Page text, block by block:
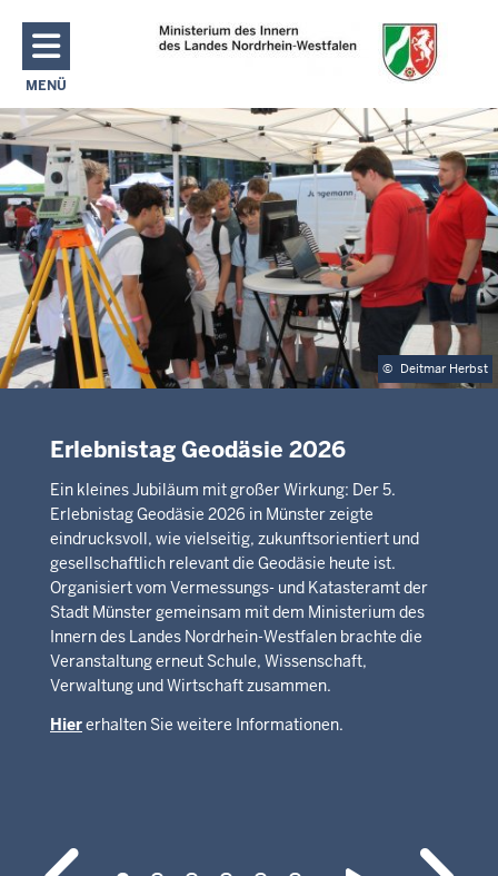
Direkt zum Inhalt
MENÜ
NAVIGATION AKTIVIEREN/DEAKTIVIEREN: MAIN MENU
© Deitmar Herbst
Erlebnistag Geodäsie 2026
Ein kleines Jubiläum mit großer Wirkung: Der 5.
Erlebnistag Geodäsie 2026 in Münster zeigte
eindrucksvoll, wie vielseitig, zukunftsorientiert und
gesellschaftlich relevant die Geodäsie heute ist.
Organisiert vom Vermessungs- und Katasteramt der
Stadt Münster gemeinsam mit dem Ministerium des
Innern des Landes Nordrhein-Westfalen brachte die
Veranstaltung erneut Schule, Wissenschaft,
Verwaltung und Wirtschaft zusammen.
Hiererhalten Sie weitere Informationen.